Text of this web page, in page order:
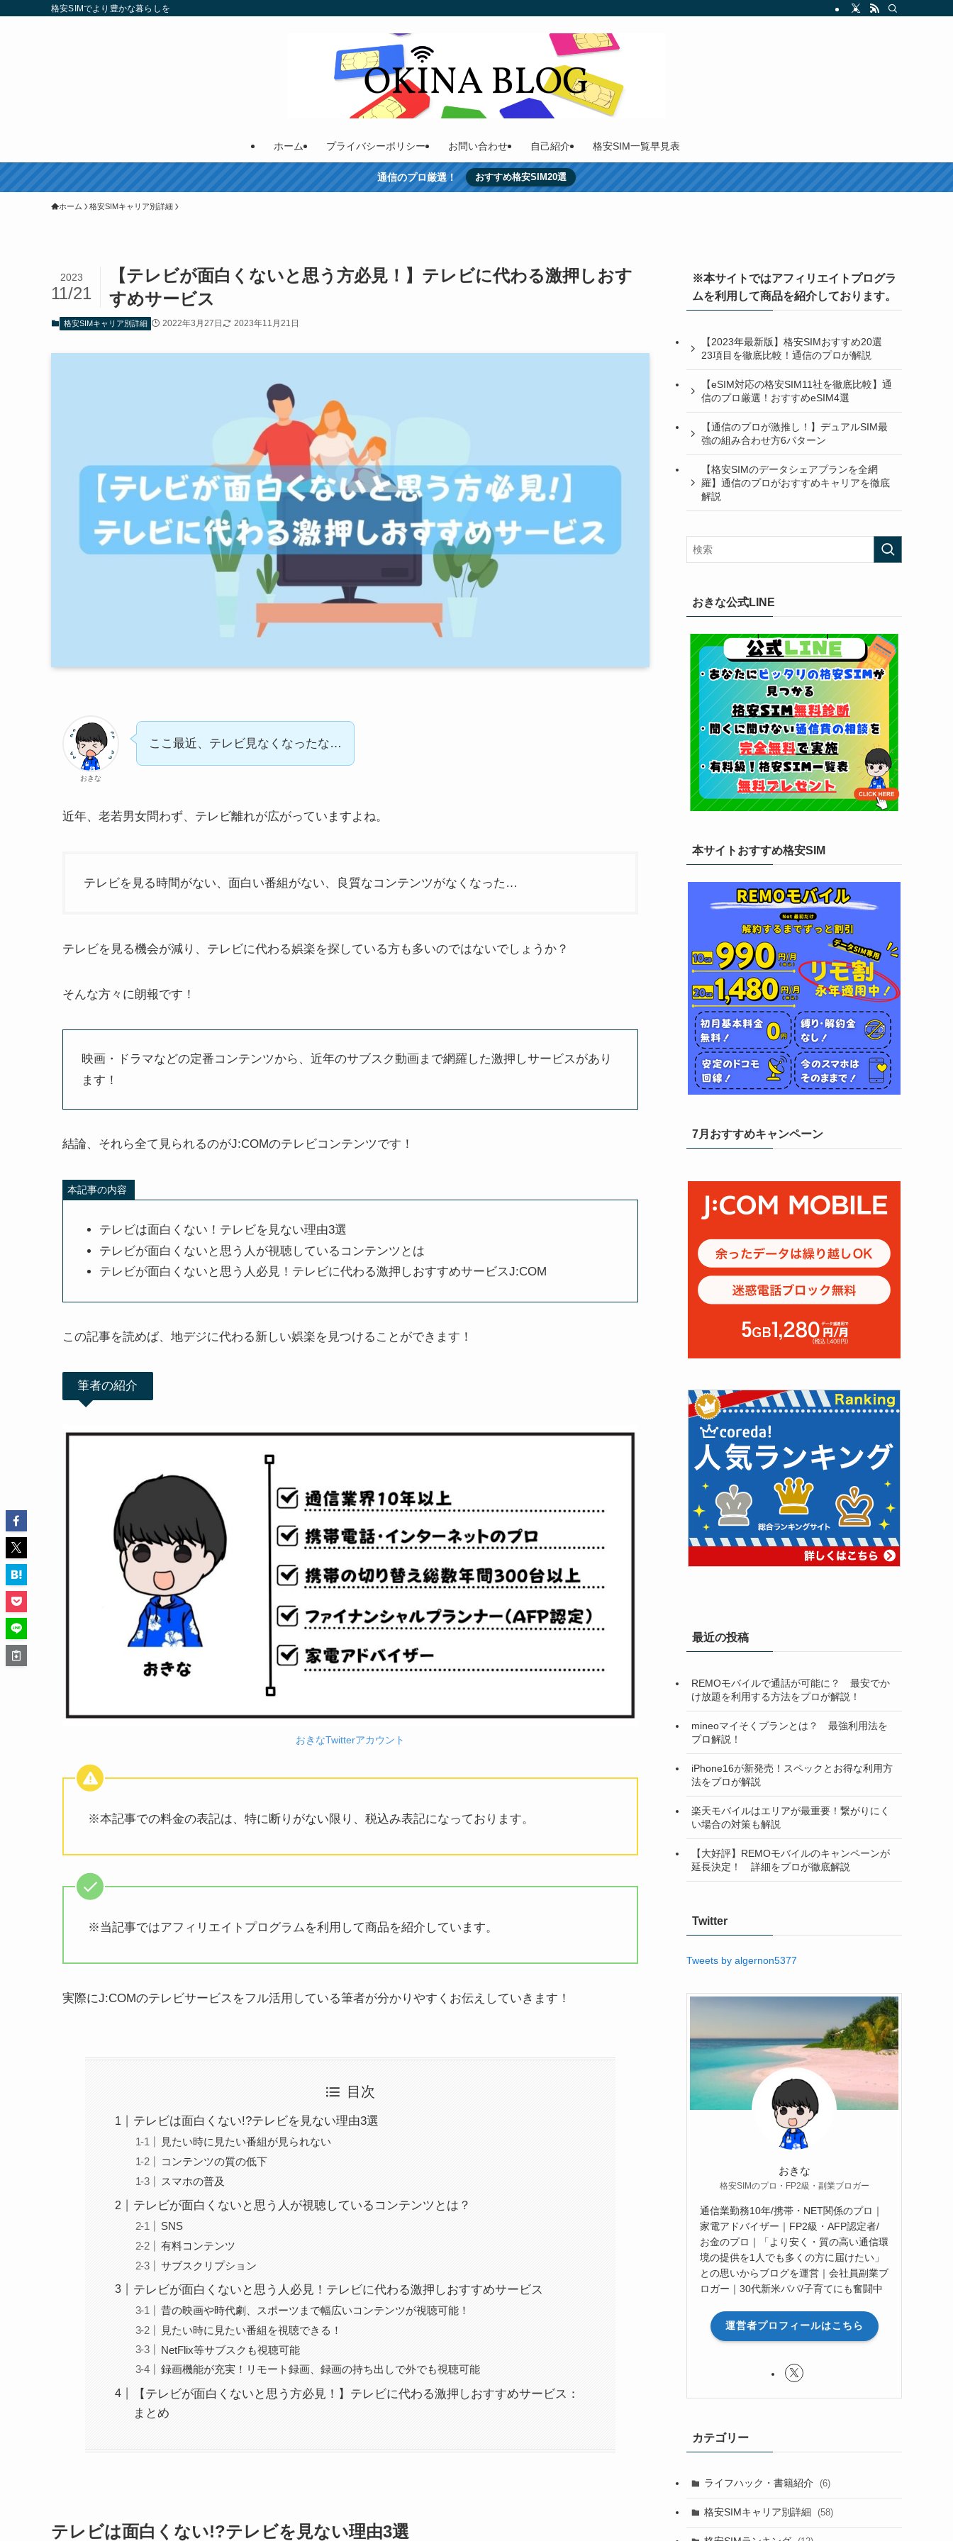
格安SIMでより豊かな暮らしを
ホーム プライバシーポリシー お問い合わせ 自己紹介 格安SIM一覧早見表
通信のプロ厳選！ おすすめ格安SIM20選
ホーム 格安SIMキャリア別詳細
【テレビが面白くないと思う方必見！】テレビに代わる激押しおす
すめサービス
2023
11/21
格安SIMキャリア別詳細 2022年3月27日 2023年11月21日
おきな
ここ最近、テレビ見なくなったな…
近年、老若男女問わず、テレビ離れが広がっていますよね。
テレビを見る時間がない、面白い番組がない、良質なコンテンツがなくなった…
テレビを見る機会が減り、テレビに代わる娯楽を探している方も多いのではないでしょうか？
そんな方々に朗報です！
映画・ドラマなどの定番コンテンツから、近年のサブスク動画まで網羅した激押しサービスがあり
ます！
結論、それら全て見られるのがJ:COMのテレビコンテンツです！
本記事の内容
テレビは面白くない！テレビを見ない理由3選
テレビが面白くないと思う人が視聴しているコンテンツとは
テレビが面白くないと思う人必見！テレビに代わる激押しおすすめサービスJ:COM
この記事を読めば、地デジに代わる新しい娯楽を見つけることができます！
筆者の紹介
おきなTwitterアカウント
※本記事での料金の表記は、特に断りがない限り、税込み表記になっております。
※当記事ではアフィリエイトプログラムを利用して商品を紹介しています。
実際にJ:COMのテレビサービスをフル活用している筆者が分かりやすくお伝えしていきます！
目次
テレビは面白くない!?テレビを見ない理由3選
見たい時に見たい番組が見られない
コンテンツの質の低下
スマホの普及
テレビが面白くないと思う人が視聴しているコンテンツとは？
SNS
有料コンテンツ
サブスクリプション
テレビが面白くないと思う人必見！テレビに代わる激押しおすすめサービス
昔の映画や時代劇、スポーツまで幅広いコンテンツが視聴可能！
見たい時に見たい番組を視聴できる！
NetFlix等サブスクも視聴可能
録画機能が充実！リモート録画、録画の持ち出しで外でも視聴可能
【テレビが面白くないと思う方必見！】テレビに代わる激押しおすすめサービス：
まとめ
テレビは面白くない!?テレビを見ない理由3選
※本サイトではアフィリエイトプログラ
ムを利用して商品を紹介しております。
【2023年最新版】格安SIMおすすめ20選
23項目を徹底比較！通信のプロが解説
【eSIM対応の格安SIM11社を徹底比較】通
信のプロ厳選！おすすめeSIM4選
【通信のプロが激推し！】デュアルSIM最
強の組み合わせ方6パターン
【格安SIMのデータシェアプランを全網
羅】通信のプロがおすすめキャリアを徹底
解説
おきな公式LINE
本サイトおすすめ格安SIM
7月おすすめキャンペーン
最近の投稿
REMOモバイルで通話が可能に？ 最安でか
け放題を利用する方法をプロが解説！
mineoマイそくプランとは？ 最強利用法を
プロ解説！
iPhone16が新発売！スペックとお得な利用方
法をプロが解説
楽天モバイルはエリアが最重要！繋がりにく
い場合の対策も解説
【大好評】REMOモバイルのキャンペーンが
延長決定！ 詳細をプロが徹底解説
Twitter
Tweets by algernon5377
おきな
格安SIMのプロ・FP2級・副業ブロガー
通信業勤務10年/携帯・NET関係のプロ｜
家電アドバイザー｜FP2級・AFP認定者/
お金のプロ｜「より安く・質の高い通信環
境の提供を1人でも多くの方に届けたい」
との思いからブログを運営｜会社員副業ブ
ロガー｜30代新米パパ/子育てにも奮闘中
運営者プロフィールはこちら
カテゴリー
ライフハック・書籍紹介 (6)
格安SIMキャリア別詳細 (58)